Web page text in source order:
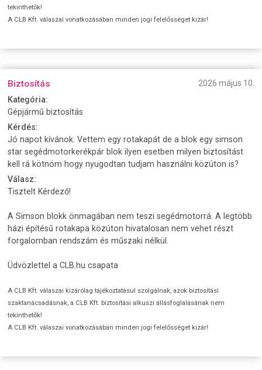
tekinthetők!
A CLB Kft. válaszai vonatkozásában minden jogi felelősséget kizár!
Biztosítás
2026 május 10.
Kategória:
Gépjármű biztosítás
Kérdés:
Jó napot kívánok. Vettem egy rotakapát de a blok egy simson
star segédmotorkerékpár blok ilyen esetben milyen biztosítást
kell rá kötnöm hogy nyugodtan tudjam használni közúton is?
Válasz:
Tisztelt Kérdező!
A Simson blokk önmagában nem teszi segédmotorrá. A legtöbb
házi építésű rotakapa közúton hivatalosan nem vehet részt
forgalomban rendszám és műszaki nélkül.
Üdvözlettel a CLB.hu csapata
A CLB Kft. válaszai kizárólag tájékoztatásul szolgálnak, azok biztosítási
szaktanácsadásnak, a CLB Kft. biztosítási alkuszi állásfoglalásának nem
tekinthetők!
A CLB Kft. válaszai vonatkozásában minden jogi felelősséget kizár!